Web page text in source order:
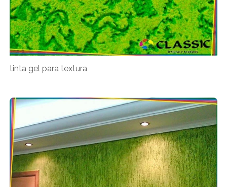
tinta gel para textura